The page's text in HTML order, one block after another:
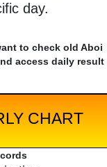
day.
to check old Aboi
access daily result
CHART